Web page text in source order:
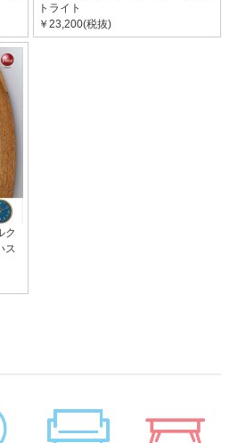
トライト
￥23,200(税抜)
ク
ス